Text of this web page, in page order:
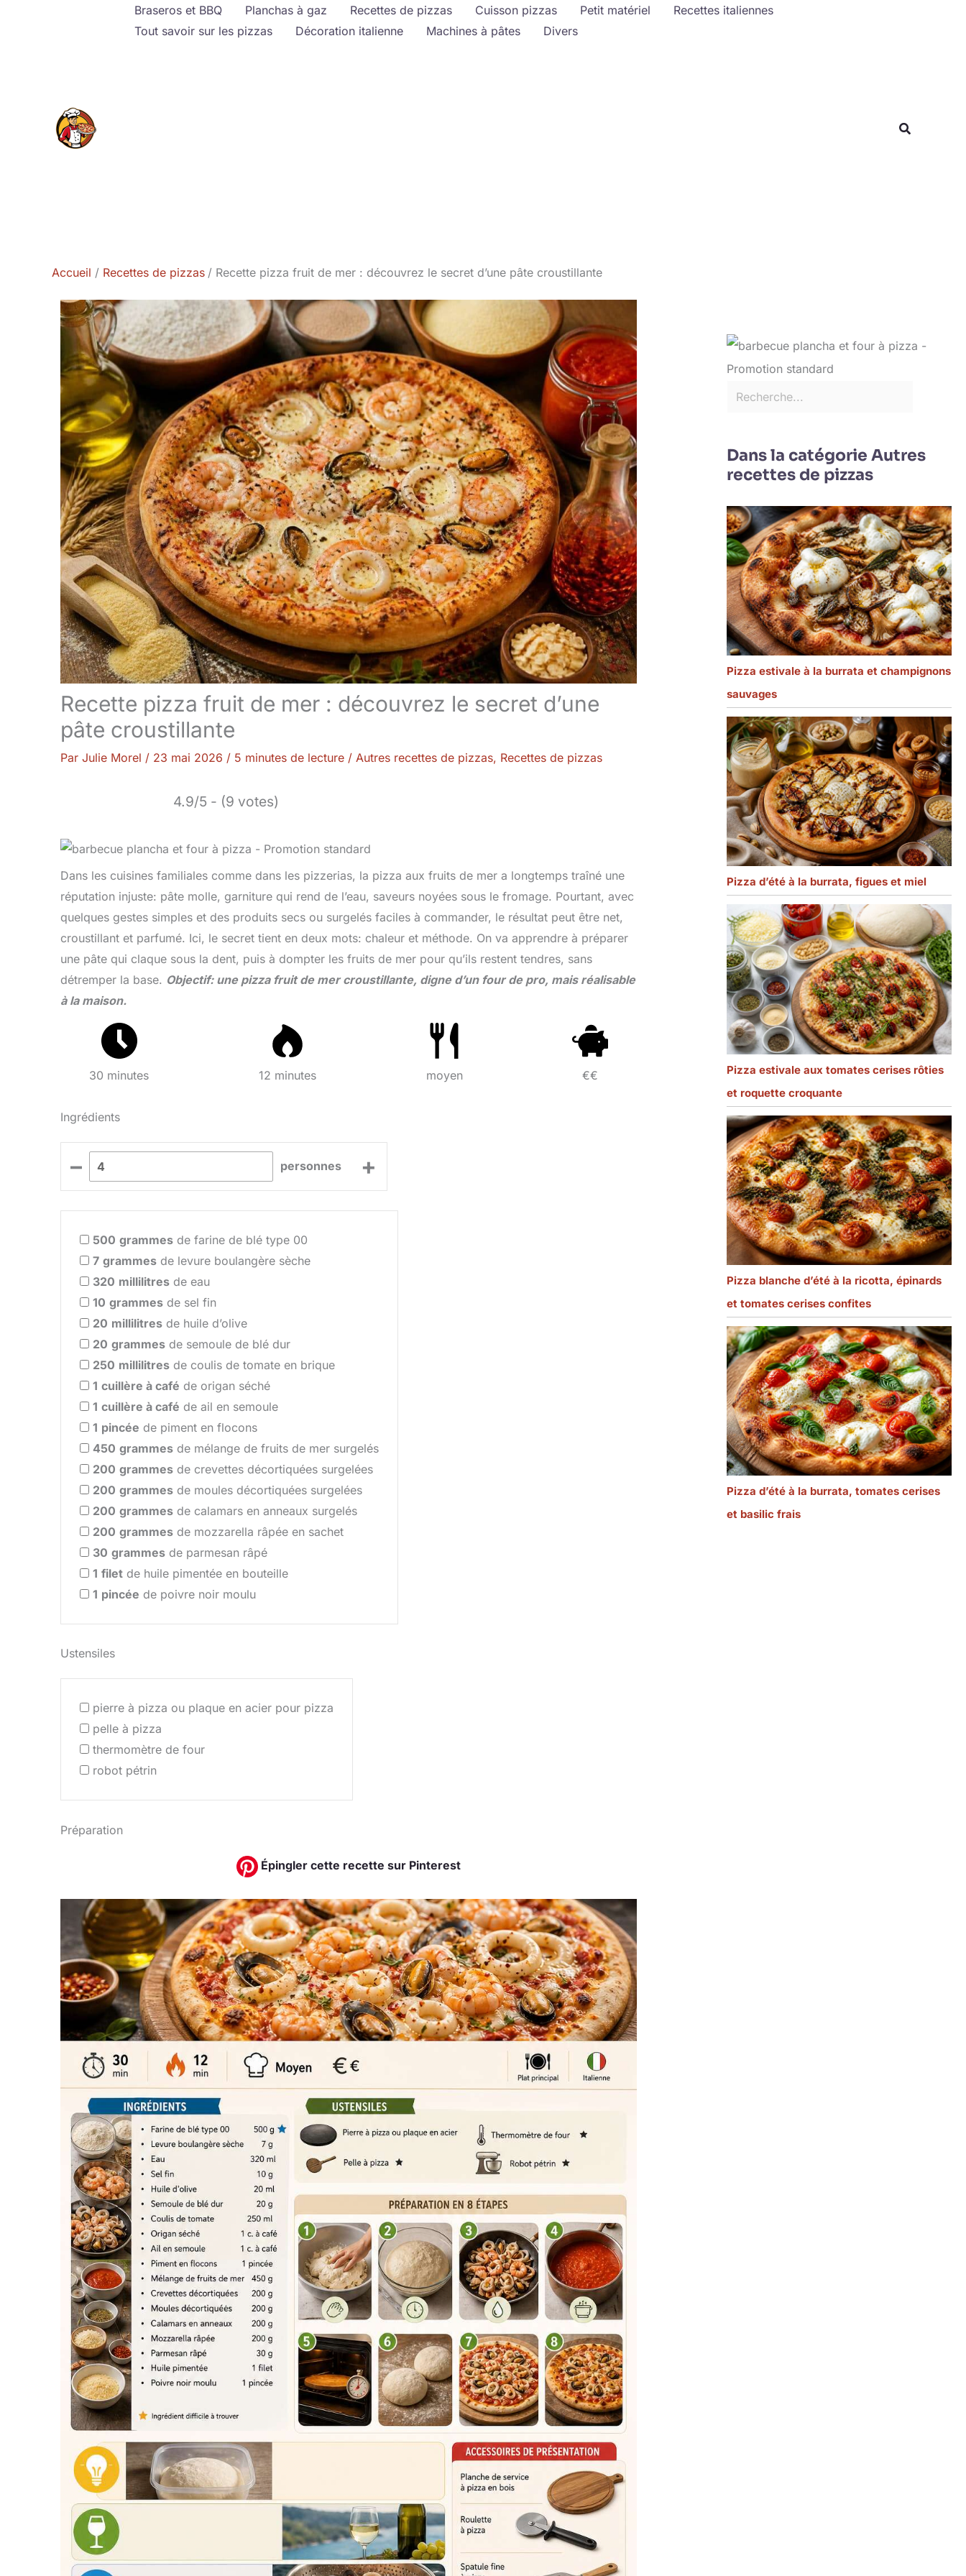
Braseros et BBQ Planchas à gaz Recettes de pizzas Cuisson pizzas Petit matériel
Recettes italiennes
Tout savoir sur les pizzas
Décoration italienne Machines à pâtes Divers
Accueil Recettes de pizzas Recette pizza fruit de mer : découvrez le secret d’une pâte croustillante
Recette pizza fruit de mer : découvrez le secret d’une
pâte croustillante
Par Julie Morel / 23 mai 2026 / 5 minutes de lecture / Autres recettes de pizzas, Recettes de pizzas
4.9/5 - (9 votes)
Dans les cuisines familiales comme dans les pizzerias, la pizza aux fruits de mer a longtemps traîné une
réputation injuste: pâte molle, garniture qui rend de l’eau, saveurs noyées sous le fromage. Pourtant, avec
quelques gestes simples et des produits secs ou surgelés faciles à commander, le résultat peut être net,
croustillant et parfumé. Ici, le secret tient en deux mots: chaleur et méthode. On va apprendre à préparer
une pâte qui claque sous la dent, puis à dompter les fruits de mer pour qu’ils restent tendres, sans
détremper la base. Objectif: une pizza fruit de mer croustillante, digne d’un four de pro, mais réalisable
à la maison.
30 minutes 12 minutes moyen €€
Ingrédients
– personnes +
500 grammes de farine de blé type 00
7 grammes de levure boulangère sèche
320 millilitres de eau
10 grammes de sel fin
20 millilitres de huile d’olive
20 grammes de semoule de blé dur
250 millilitres de coulis de tomate en brique
1 cuillère à café de origan séché
1 cuillère à café de ail en semoule
1 pincée de piment en flocons
450 grammes de mélange de fruits de mer surgelés
200 grammes de crevettes décortiquées surgelées
200 grammes de moules décortiquées surgelées
200 grammes de calamars en anneaux surgelés
200 grammes de mozzarella râpée en sachet
30 grammes de parmesan râpé
1 filet de huile pimentée en bouteille
1 pincée de poivre noir moulu
Ustensiles
pierre à pizza ou plaque en acier pour pizza
pelle à pizza
thermomètre de four
robot pétrin
Préparation
Épingler cette recette sur Pinterest
Rechercher
Dans la catégorie Autres
recettes de pizzas
Pizza estivale à la burrata et champignons
sauvages
Pizza d’été à la burrata, figues et miel
Pizza estivale aux tomates cerises rôties
et roquette croquante
Pizza blanche d’été à la ricotta, épinards
et tomates cerises confites
Pizza d’été à la burrata, tomates cerises
et basilic frais